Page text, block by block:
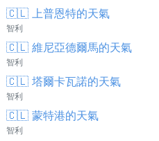
🇨🇱 上普恩特的天氣
智利
🇨🇱 維尼亞德爾馬的天氣
智利
🇨🇱 塔爾卡瓦諾的天氣
智利
🇨🇱 蒙特港的天氣
智利